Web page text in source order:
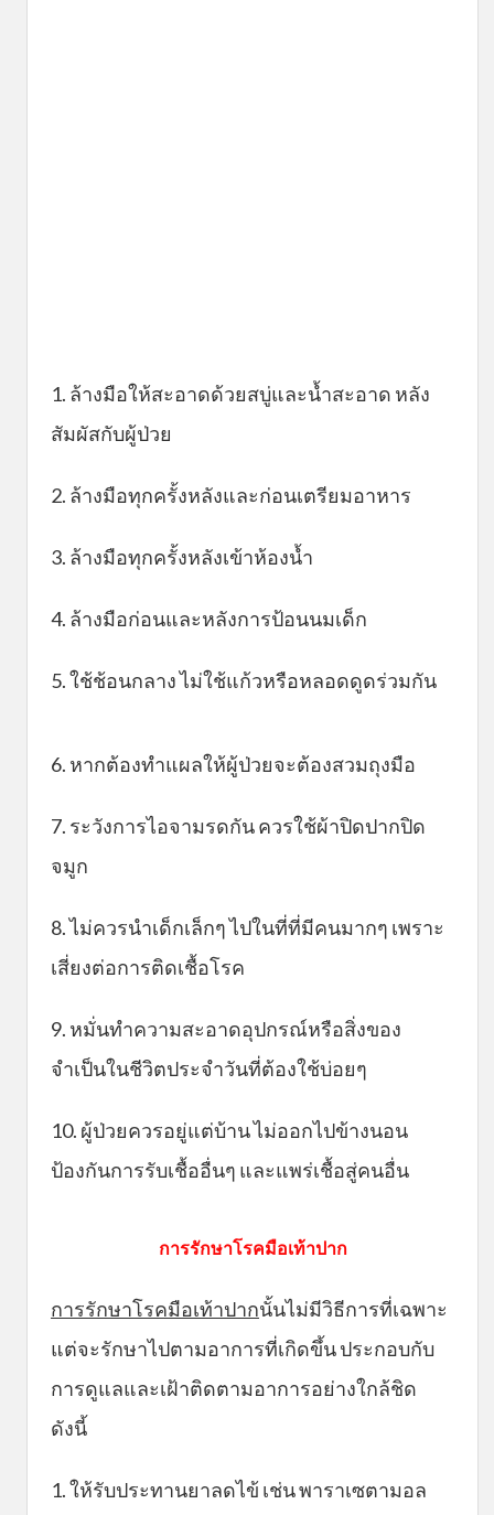
1. ล้างมือให้สะอาดด้วยสบู่และน้ำสะอาด หลัง
สัมผัสกับผู้ป่วย
2. ล้างมือทุกครั้งหลังและก่อนเตรียมอาหาร
3. ล้างมือทุกครั้งหลังเข้าห้องน้ำ
4. ล้างมือก่อนและหลังการป้อนนมเด็ก
5. ใช้ช้อนกลาง ไม่ใช้แก้วหรือหลอดดูดร่วมกัน
6. หากต้องทำแผลให้ผู้ป่วยจะต้องสวมถุงมือ
7. ระวังการไอจามรดกัน ควรใช้ผ้าปิดปากปิด
จมูก
8. ไม่ควรนำเด็กเล็กๆ ไปในที่ที่มีคนมากๆ เพราะ
เสี่ยงต่อการติดเชื้อโรค
9. หมั่นทำความสะอาดอุปกรณ์หรือสิ่งของ
จำเป็นในชีวิตประจำวันที่ต้องใช้บ่อยๆ
10. ผู้ป่วยควรอยู่แต่บ้าน ไม่ออกไปข้างนอน
ป้องกันการรับเชื้ออื่นๆ และแพร่เชื้อสู่คนอื่น
การรักษาโรคมือเท้าปาก
การรักษาโรคมือเท้าปากนั้นไม่มีวิธีการที่เฉพาะ
แต่จะรักษาไปตามอาการที่เกิดขึ้น ประกอบกับ
การดูแลและเฝ้าติดตามอาการอย่างใกล้ชิด
ดังนี้
1. ให้รับประทานยาลดไข้ เช่น พาราเซตามอล